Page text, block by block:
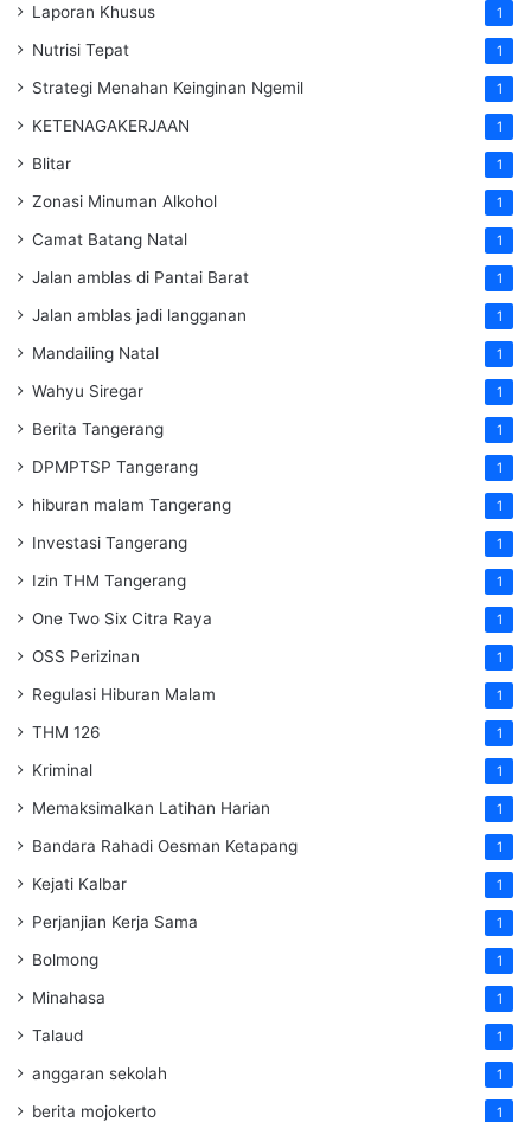
Laporan Khusus 1
Nutrisi Tepat 1
Strategi Menahan Keinginan Ngemil 1
KETENAGAKERJAAN 1
Blitar 1
Zonasi Minuman Alkohol 1
Camat Batang Natal 1
Jalan amblas di Pantai Barat 1
Jalan amblas jadi langganan 1
Mandailing Natal 1
Wahyu Siregar 1
Berita Tangerang 1
DPMPTSP Tangerang 1
hiburan malam Tangerang 1
Investasi Tangerang 1
Izin THM Tangerang 1
One Two Six Citra Raya 1
OSS Perizinan 1
Regulasi Hiburan Malam 1
THM 126 1
Kriminal 1
Memaksimalkan Latihan Harian 1
Bandara Rahadi Oesman Ketapang 1
Kejati Kalbar 1
Perjanjian Kerja Sama 1
Bolmong 1
Minahasa 1
Talaud 1
anggaran sekolah 1
berita mojokerto 1